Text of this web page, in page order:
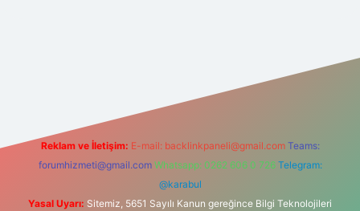
Reklam ve İletişim: E-mail: backlinkpaneli@gmail.com Teams:
forumhizmeti@gmail.com Whatsapp: 0262 606 0 726 Telegram:
@karabul
Yasal Uyarı: Sitemiz, 5651 Sayılı Kanun gereğince Bilgi Teknolojileri